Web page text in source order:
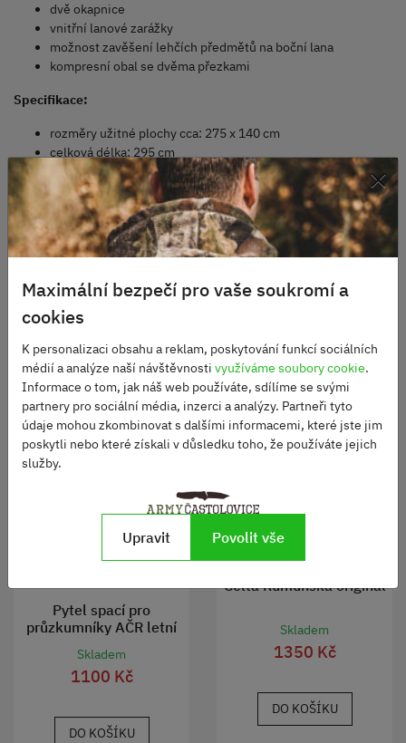
dvě okapnice
vnitřní lanové zarážky
možnost zavěšení lehčích předmětů na boční lana
kompresní obal se dvěma přezkami
Specifikace:
rozměry užitné plochy cca: 275 x 140 cm
celková délka: 295 cm
rozměry ve sbaleném stavu: 25 x 9,5 cm
maximální nosnost: 200 kg
maximální rozměry karimatky: 240 x 64 cm
jemnost moskytiéry: (24 až 35 ok na cm2
materiál: 210D nylon v rip-stop úpravě
Alternativní produkty
TOP
Pytel spací pro
průzkumníky AČR letní
Skladem
1100 Kč
DO KOŠÍKU
Celta Rumunská originál
Skladem
1350 Kč
DO KOŠÍKU
×
Maximální bezpečí pro vaše soukromí a
cookies
K personalizaci obsahu a reklam, poskytování funkcí sociálních
médií a analýze naší návštěvnosti využíváme soubory cookie.
Informace o tom, jak náš web používáte, sdílíme se svými
partnery pro sociální média, inzerci a analýzy. Partneři tyto
údaje mohou zkombinovat s dalšími informacemi, které jste jim
poskytli nebo které získali v důsledku toho, že používáte jejich
služby.
Upravit Povolit vše